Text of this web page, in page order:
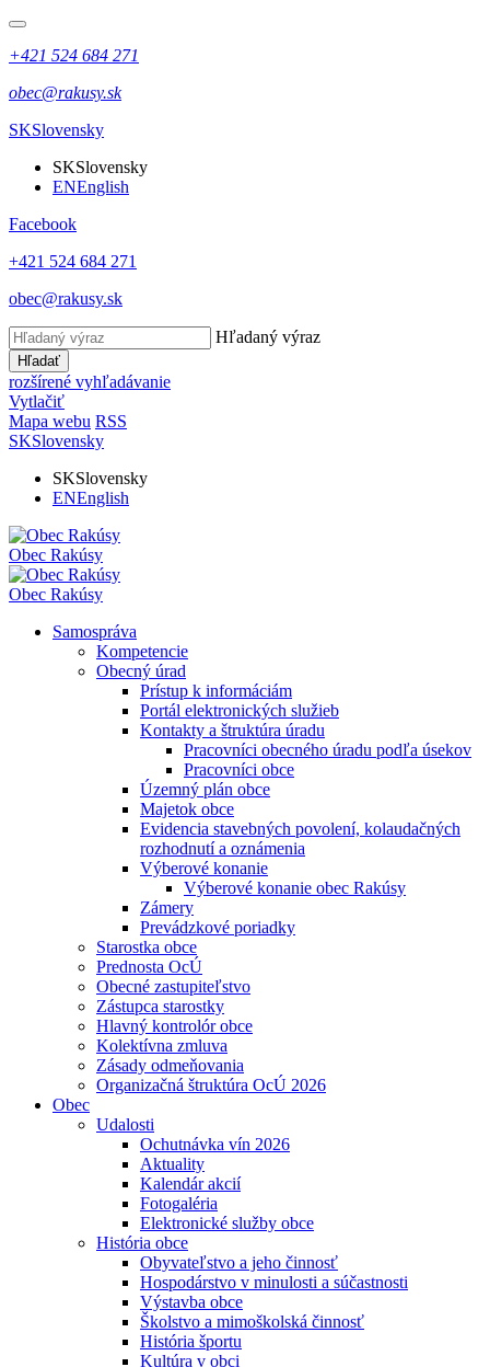
+421 524 684 271
obec@rakusy.sk
SKSlovensky
SKSlovensky
ENEnglish
Facebook
+421 524 684 271
obec@rakusy.sk
Hľadaný výraz
Hľadať
rozšírené vyhľadávanie
Vytlačiť
Mapa webu RSS
SKSlovensky
SKSlovensky
ENEnglish
Obec Rakúsy
Obec Rakúsy
Samospráva
Kompetencie
Obecný úrad
Prístup k informáciám
Portál elektronických služieb
Kontakty a štruktúra úradu
Pracovníci obecného úradu podľa úsekov
Pracovníci obce
Územný plán obce
Majetok obce
Evidencia stavebných povolení, kolaudačných
rozhodnutí a oznámenia
Výberové konanie
Výberové konanie obec Rakúsy
Zámery
Prevádzkové poriadky
Starostka obce
Prednosta OcÚ
Obecné zastupiteľstvo
Zástupca starostky
Hlavný kontrolór obce
Kolektívna zmluva
Zásady odmeňovania
Organizačná štruktúra OcÚ 2026
Obec
Udalosti
Ochutnávka vín 2026
Aktuality
Kalendár akcií
Fotogaléria
Elektronické služby obce
História obce
Obyvateľstvo a jeho činnosť
Hospodárstvo v minulosti a súčastnosti
Výstavba obce
Školstvo a mimoškolská činnosť
História športu
Kultúra v obci